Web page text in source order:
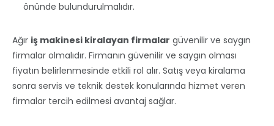
önünde bulundurulmalıdır.
Ağır iş makinesi kiralayan firmalar güvenilir ve saygın
firmalar olmalıdır. Firmanın güvenilir ve saygın olması
fiyatın belirlenmesinde etkili rol alır. Satış veya kiralama
sonra servis ve teknik destek konularında hizmet veren
firmalar tercih edilmesi avantaj sağlar.